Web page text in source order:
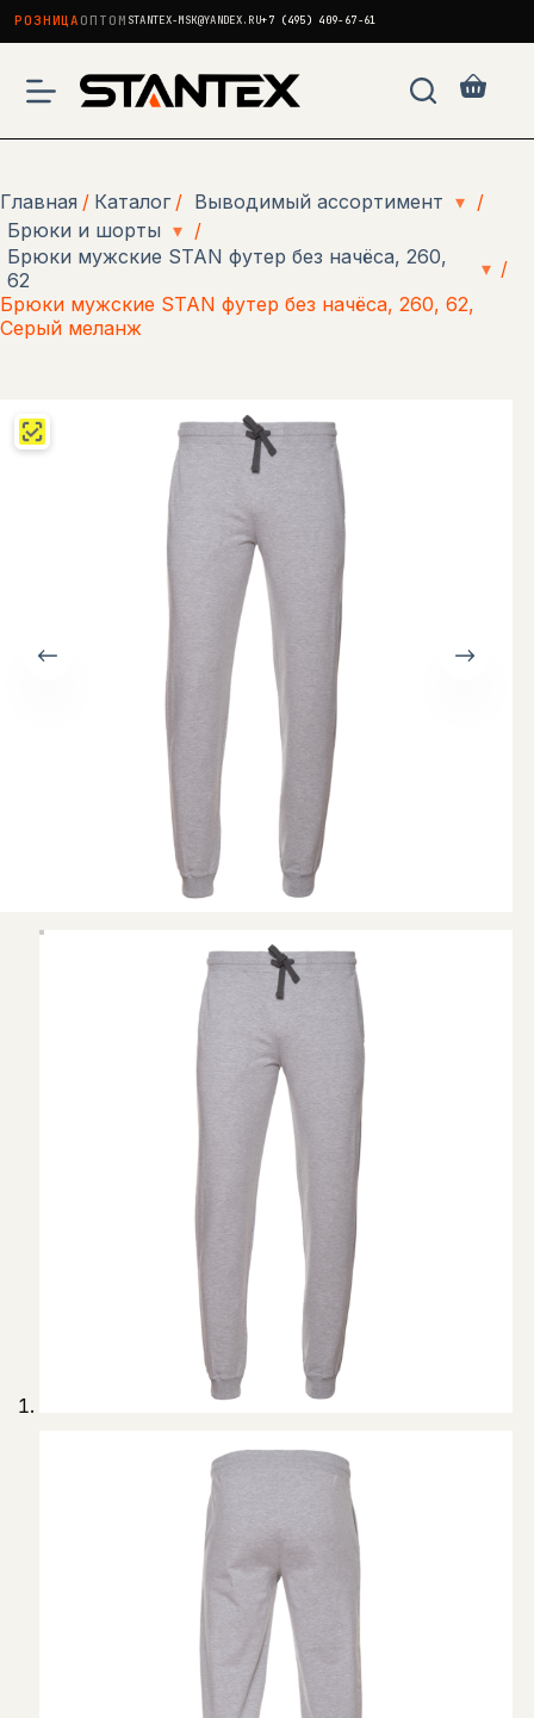
РОЗНИЦА ОПТОМ STANTEX-MSK@YANDEX.RU+7 (495) 409-67-61
сути
Главная / Каталог / Выводимый ассортимент ▾ /
Брюки и шорты ▾ /
Брюки мужские STAN футер без начёса, 260,
62
▾ /
Брюки мужские STAN футер без начёса, 260, 62,
Серый меланж